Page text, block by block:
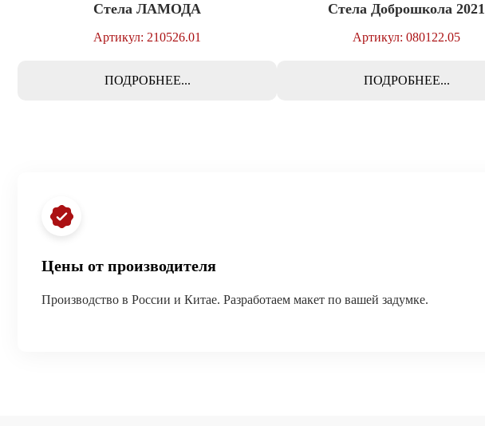
Стела ЛАМОДА
Артикул: 210526.01
ПОДРОБНЕЕ...
Стела Доброшкола 2021
Артикул: 080122.05
ПОДРОБНЕЕ...
Цены от производителя
Производство в России и Китае. Разработаем макет по вашей задумке.